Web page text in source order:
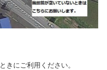
きにご利用ください。